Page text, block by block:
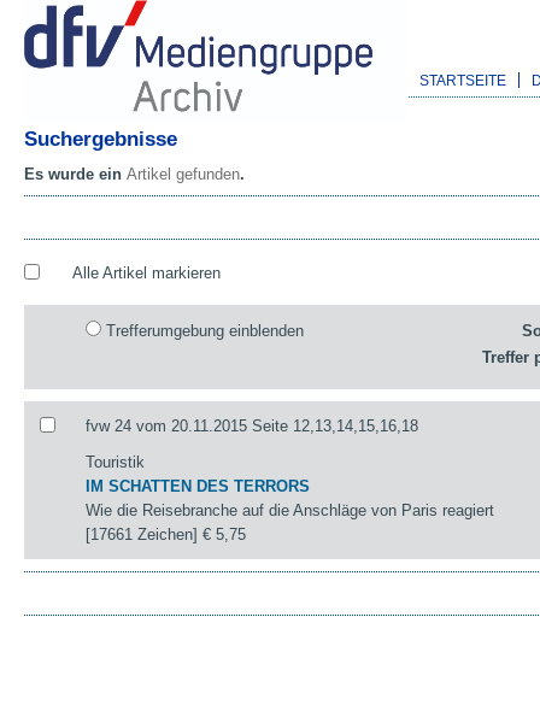
STARTSEITE
Suchergebnisse
Es wurde ein Artikel gefunden.
Alle Artikel markieren
Trefferumgebung einblenden
Treffer
fvw 24 vom 20.11.2015 Seite 12,13,14,15,16,18
Touristik
IM SCHATTEN DES TERRORS
Wie die Reisebranche auf die Anschläge von Paris reagiert
[17661 Zeichen]€ 5,75